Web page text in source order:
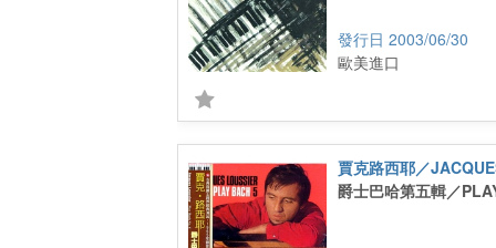
2003/06/30
歐美進口
賈克路西耶／
爵士巴哈第五輯／